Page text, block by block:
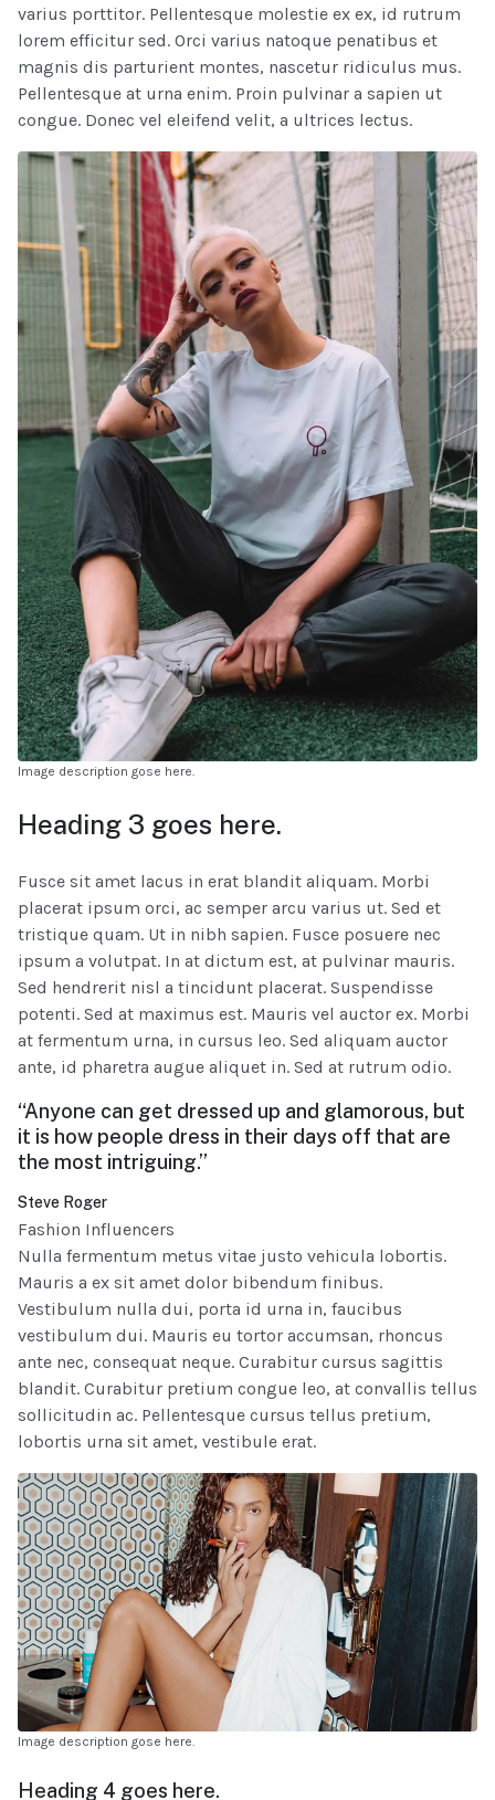
varius porttitor. Pellentesque molestie ex ex, id rutrum
lorem efficitur sed. Orci varius natoque penatibus et
magnis dis parturient montes, nascetur ridiculus mus.
Pellentesque at urna enim. Proin pulvinar a sapien ut
congue. Donec vel eleifend velit, a ultrices lectus.
Image description gose here.
Heading 3 goes here.
Fusce sit amet lacus in erat blandit aliquam. Morbi
placerat ipsum orci, ac semper arcu varius ut. Sed et
tristique quam. Ut in nibh sapien. Fusce posuere nec
ipsum a volutpat. In at dictum est, at pulvinar mauris.
Sed hendrerit nisl a tincidunt placerat. Suspendisse
potenti. Sed at maximus est. Mauris vel auctor ex. Morbi
at fermentum urna, in cursus leo. Sed aliquam auctor
ante, id pharetra augue aliquet in. Sed at rutrum odio.
“Anyone can get dressed up and glamorous, but
it is how people dress in their days off that are
the most intriguing.”
Steve Roger
Fashion Influencers
Nulla fermentum metus vitae justo vehicula lobortis.
Mauris a ex sit amet dolor bibendum finibus.
Vestibulum nulla dui, porta id urna in, faucibus
vestibulum dui. Mauris eu tortor accumsan, rhoncus
ante nec, consequat neque. Curabitur cursus sagittis
blandit. Curabitur pretium congue leo, at convallis tellus
sollicitudin ac. Pellentesque cursus tellus pretium,
lobortis urna sit amet, vestibule erat.
Image description gose here.
Heading 4 goes here.